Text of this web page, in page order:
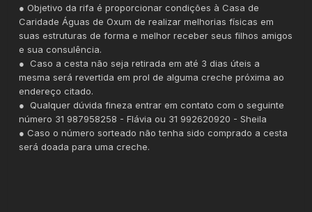
● Objetivo da rifa é proporcionar condições à Casa de
Caridade Águas de Oxum de realizar melhorias físicas em
suas estruturas de forma e melhor receber seus filhos amigos
e sua consulência.
● Caso a cesta não seja retirada em até 3 dias úteis a
mesma será revertida em prol de alguma creche próxima ao
endereço citado.
● Qualquer dúvida fineza entrar em contato com o seguinte
número 31 987958258 - Flávia ou 31 992620920 - Sheila
● Caso o número sorteado não tenha sido comprado a cesta
será doada para uma creche.